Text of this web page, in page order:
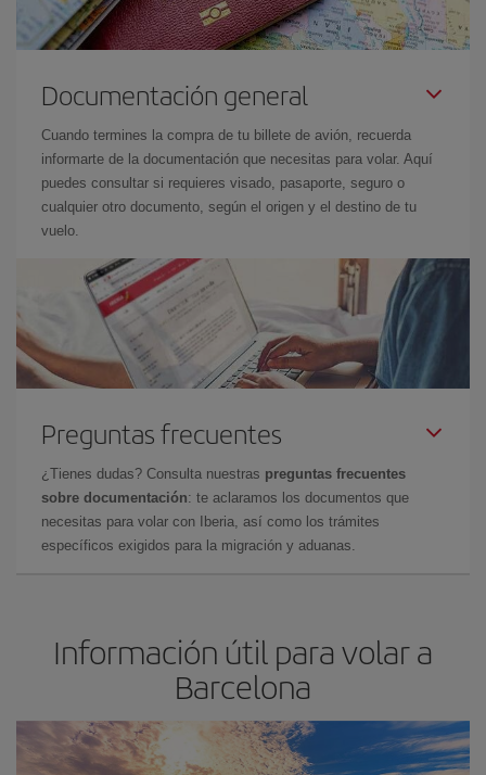
Documentación general
Cuando termines la compra de tu billete de avión, recuerda
informarte de la documentación que necesitas para volar. Aquí
puedes consultar si requieres visado, pasaporte, seguro o
cualquier otro documento, según el origen y el destino de tu
vuelo.
Preguntas frecuentes
¿Tienes dudas? Consulta nuestras preguntas frecuentes
sobre documentación: te aclaramos los documentos que
necesitas para volar con Iberia, así como los trámites
específicos exigidos para la migración y aduanas.
Información útil para volar a
Barcelona